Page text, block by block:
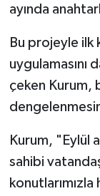
ayında
Bu projeyle ilk
uygulamasını
çeken Kurum,
Kurum, "Eylül
sahibi